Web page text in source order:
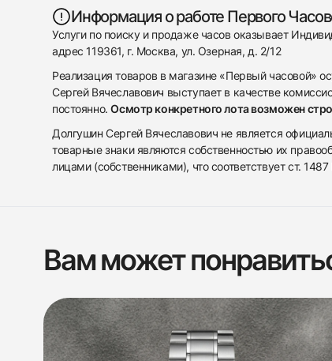
Информация о работе Первого
Услуги по поиску и продаже часов оказывает
адрес 119361, г. Москва, ул. Озерная, д. 2/12
Реализация товаров в магазине «Первый часовой»
Сергей Вячеславович выступает в качестве
постоянно.Осмотр конкретного лота возможен
Долгушин Сергей Вячеславович не является
товарные знаки являются собственностью их
лицами (собственниками), что соответствует ст.
Вам может